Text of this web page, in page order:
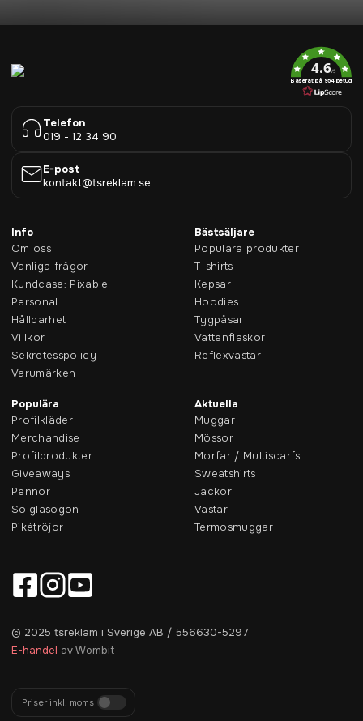
4.6/5
Baserat på 954 betyg
Telefon
019 - 12 34 90
E-post
kontakt@tsreklam.se
Info
Om oss
Vanliga frågor
Kundcase: Pixable
Personal
Hållbarhet
Villkor
Sekretesspolicy
Varumärken
Bästsäljare
Populära produkter
T-shirts
Kepsar
Hoodies
Tygpåsar
Vattenflaskor
Reflexvästar
Populära
Profilkläder
Merchandise
Profilprodukter
Giveaways
Pennor
Solglasögon
Pikétröjor
Aktuella
Muggar
Mössor
Morfar / Multiscarfs
Sweatshirts
Jackor
Västar
Termosmuggar
© 2025 tsreklam i Sverige AB / 556630-5297
E-handel av Wombit
Priser inkl. moms